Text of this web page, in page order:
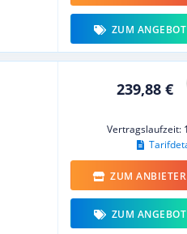
ZUM ANGEBOT
239,88 €
Vertragslaufzeit:
ZUM ANBIETER
ZUM ANGEBOT